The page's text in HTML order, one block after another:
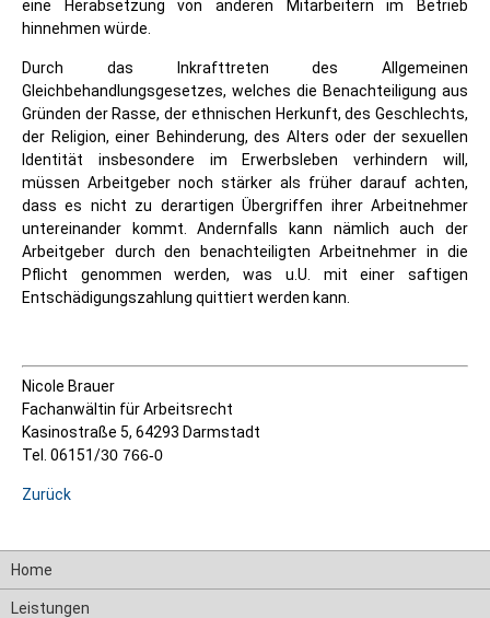
eine Herabsetzung von anderen Mitarbeitern im Betrieb
hinnehmen würde.
Durch das Inkrafttreten des Allgemeinen
Gleichbehandlungsgesetzes, welches die Benachteiligung aus
Gründen der Rasse, der ethnischen Herkunft, des Geschlechts,
der Religion, einer Behinderung, des Alters oder der sexuellen
Identität insbesondere im Erwerbsleben verhindern will,
müssen Arbeitgeber noch stärker als früher darauf achten,
dass es nicht zu derartigen Übergriffen ihrer Arbeitnehmer
untereinander kommt. Andernfalls kann nämlich auch der
Arbeitgeber durch den benachteiligten Arbeitnehmer in die
Pflicht genommen werden, was u.U. mit einer saftigen
Entschädigungszahlung quittiert werden kann.
Nicole Brauer
Fachanwältin für Arbeitsrecht
Kasinostraße 5, 64293 Darmstadt
Tel. 06151/30 766-0
Zurück
Navigation
überspringen
Home
Leistungen